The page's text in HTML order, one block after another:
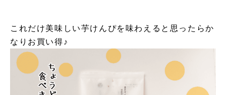
これだけ美味しい芋けんぴを味わえると思ったらか
なりお買い得♪